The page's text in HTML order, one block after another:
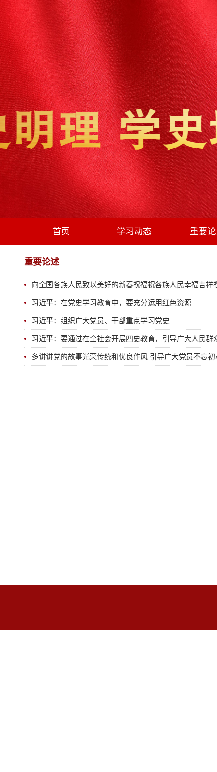
首页 学习动态 重要
重要论述
向全国各族人民致以美好的新春祝福祝各族人民幸福吉祥
习近平：在党史学习教育中，要充分运用红色资源
习近平：组织广大党员、干部重点学习党史
习近平：要通过在全社会开展四史教育，引导广大人民群
多讲讲党的故事光荣传统和优良作风 引导广大党员不忘